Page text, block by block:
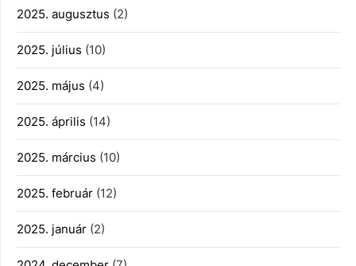
2025. augusztus (2)
2025. július (10)
2025. május (4)
2025. április (14)
2025. március (10)
2025. február (12)
2025. január (2)